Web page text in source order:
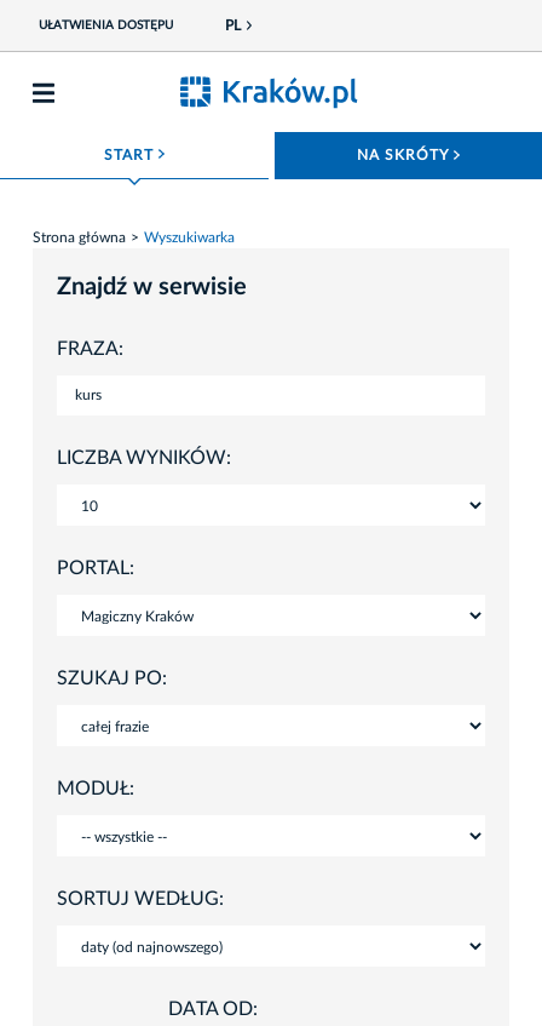
UŁATWIENIA DOSTĘPU PL
START ROZWIŃ MENU NA SKRÓTY
Strona główna Wyszukiwarka
Znajdź w serwisie
FRAZA:
LICZBA WYNIKÓW:
PORTAL:
SZUKAJ PO:
MODUŁ:
SORTUJ WEDŁUG:
DATA OD: